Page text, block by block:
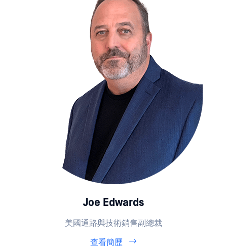
Joe Edwards
美國通路與技術銷售副總裁
查看簡歷